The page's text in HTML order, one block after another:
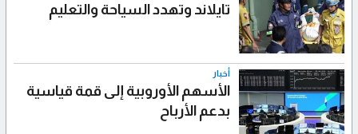
تايلاند وتهدد السياحة والتعليم
أخبار
الأسهم الأوروبية إلى قمة قياسية
بدعم الأرباح